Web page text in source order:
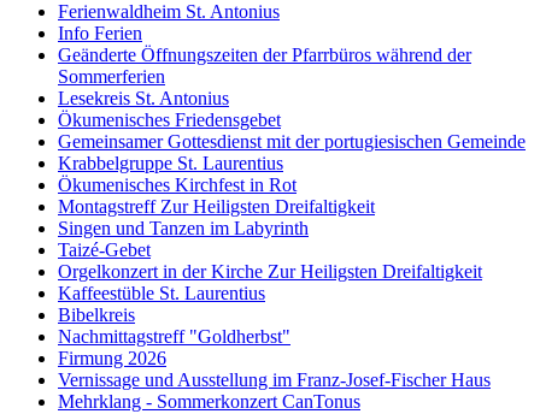
Ferienwaldheim St. Antonius
Info Ferien
Geänderte Öffnungszeiten der Pfarrbüros während der
Sommerferien
Lesekreis St. Antonius
Ökumenisches Friedensgebet
Gemeinsamer Gottesdienst mit der portugiesischen Gemeinde
Krabbelgruppe St. Laurentius
Ökumenisches Kirchfest in Rot
Montagstreff Zur Heiligsten Dreifaltigkeit
Singen und Tanzen im Labyrinth
Taizé-Gebet
Orgelkonzert in der Kirche Zur Heiligsten Dreifaltigkeit
Kaffeestüble St. Laurentius
Bibelkreis
Nachmittagstreff "Goldherbst"
Firmung 2026
Vernissage und Ausstellung im Franz-Josef-Fischer Haus
Mehrklang - Sommerkonzert CanTonus